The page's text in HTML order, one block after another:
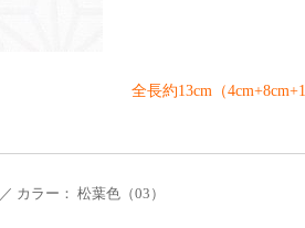
全長約13cm（
カラー： 松葉色（03）